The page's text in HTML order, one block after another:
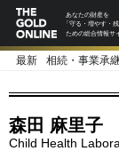
あなたの財産を
「守る・増やす・残
ための総合情報サ
最新 相続・事業承
森田 麻里子
Child Health